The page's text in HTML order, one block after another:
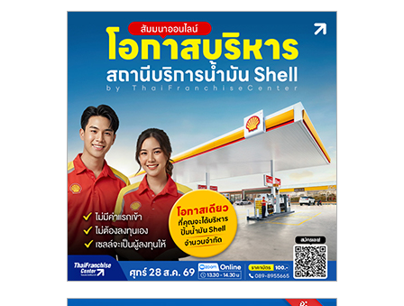
ไชส์
ขาย
แฟ
ไชส์
แฟ